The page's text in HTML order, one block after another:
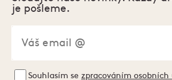
je pošleme.
Souhlasím se zpracováním osobních